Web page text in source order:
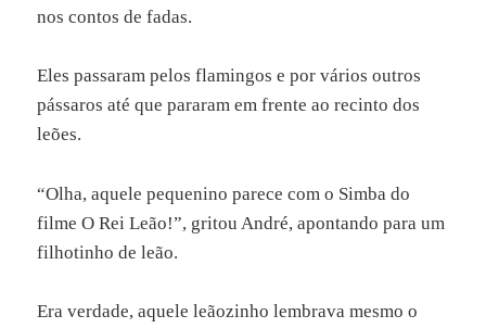
nos contos de fadas.
Eles passaram pelos flamingos e por vários outros
pássaros até que pararam em frente ao recinto dos
leões.
“Olha, aquele pequenino parece com o Simba do
filme O Rei Leão!”, gritou André, apontando para um
filhotinho de leão.
Era verdade, aquele leãozinho lembrava mesmo o